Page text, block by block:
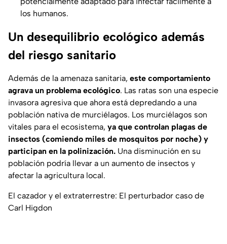
los humanos.
Un desequilibrio ecológico además
del riesgo sanitario
Además de la amenaza sanitaria, este comportamiento
agrava un problema ecológico. Las ratas son una especie
invasora agresiva que ahora está depredando a una
población nativa de murciélagos. Los murciélagos son
vitales para el ecosistema, ya que controlan plagas de
insectos (comiendo miles de mosquitos por noche) y
participan en la polinización. Una disminución en su
población podría llevar a un aumento de insectos y
afectar la agricultura local.
El cazador y el extraterrestre: El perturbador caso de
Carl Higdon